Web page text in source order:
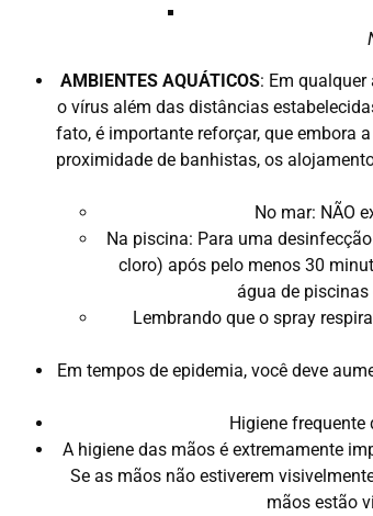
AMBIENTES AQUÁTICOS: Em
o vírus além das distâncias
fato, é importante reforçar, que embora
proximidade de banhistas, os
No mar: NÃO
Na piscina: Para uma
cloro) após pelo menos 30
água de piscinas
Lembrando que o spray
Em tempos de epidemia, você deve
Higiene
A higiene das mãos é extremamente
Se as mãos não estiverem
mãos estão